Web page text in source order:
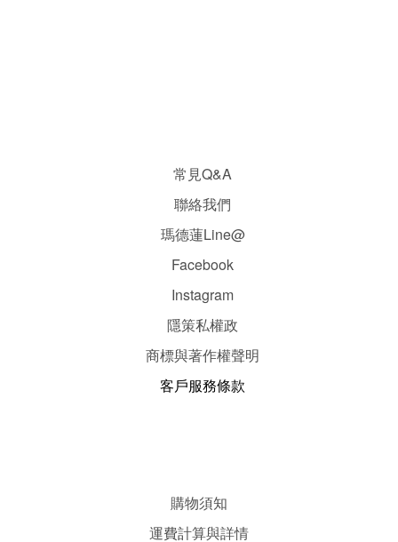
常見Q&A
聯絡我們
瑪德蓮Line@
Facebook
Instagram
隱策私權政
商標與著作權聲明
客戶服務條款
購物須知
運費計算與詳情